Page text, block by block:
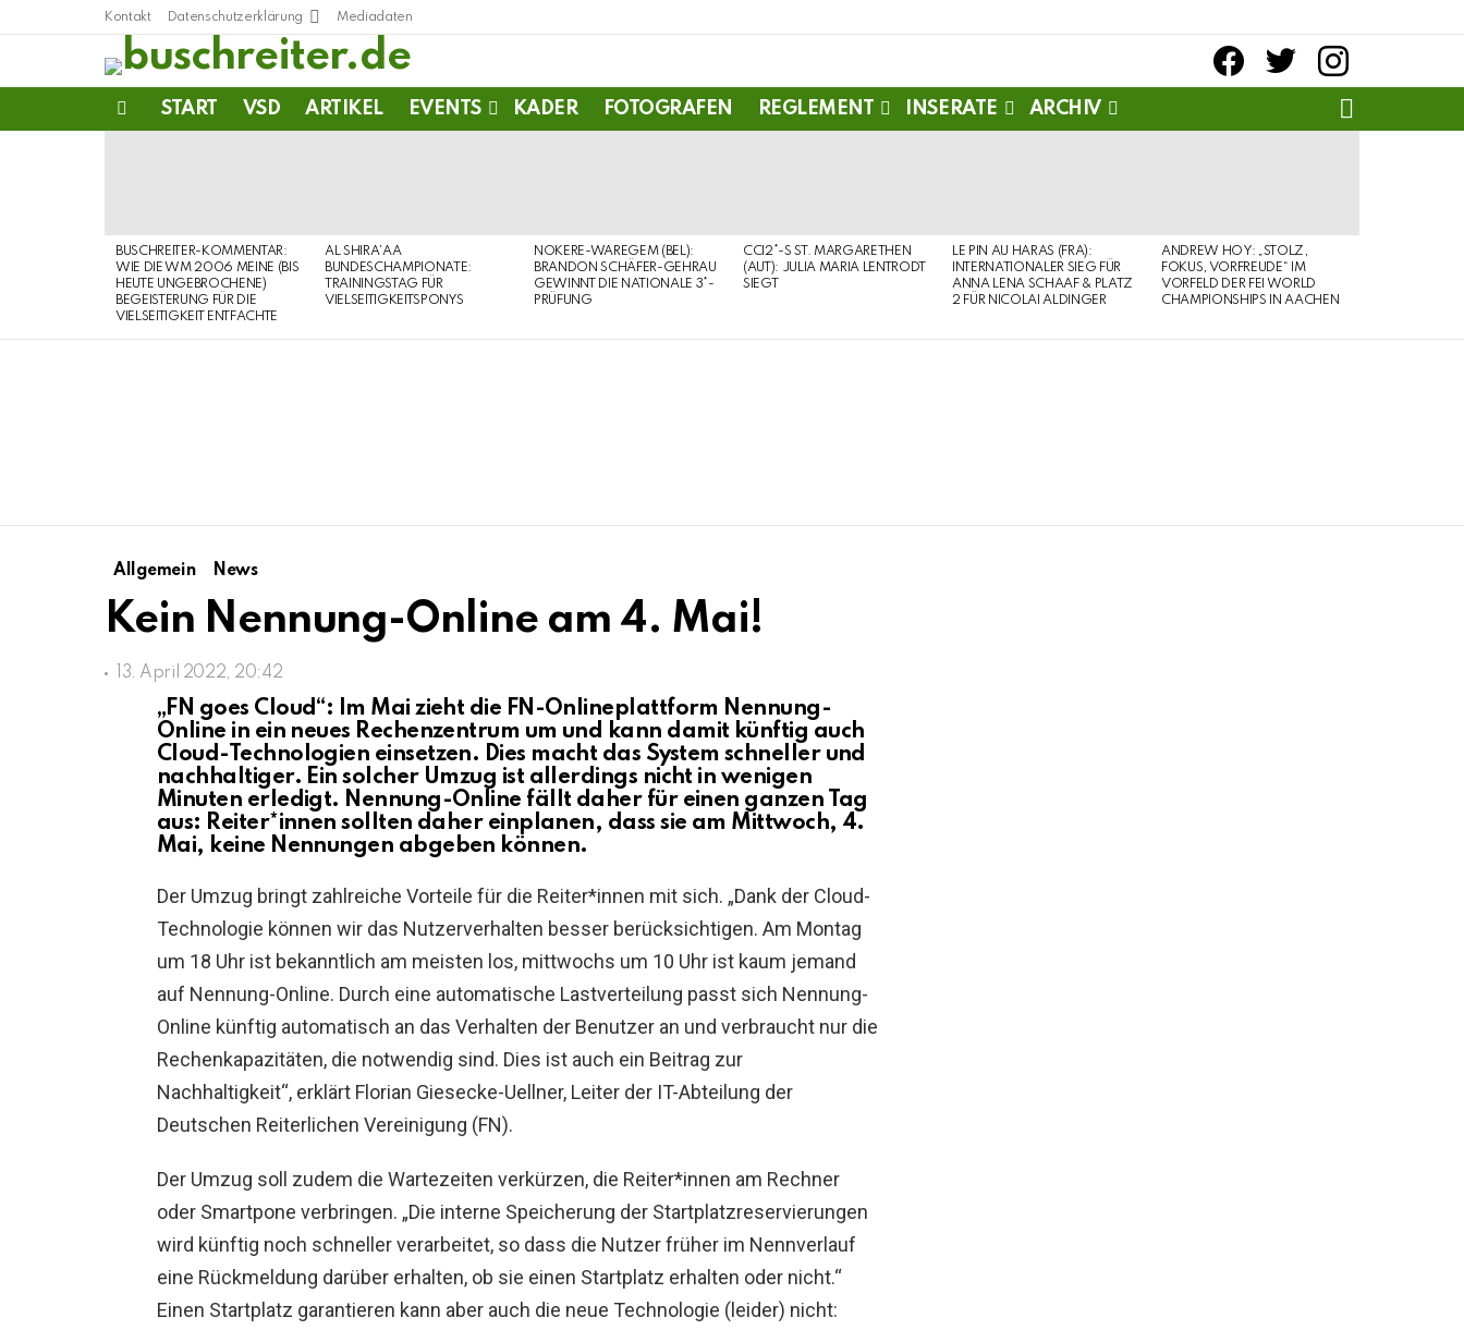
Kontakt Datenschutzerklärung Mediadaten
facebooktwitter instagram
START VSD ARTIKEL EVENTS KADER FOTOGRAFEN REGLEMENT INSERATE ARCHIV
BUSCHREITER-KOMMENTAR:
WIE DIE WM 2006 MEINE (BIS
HEUTE UNGEBROCHENE)
BEGEISTERUNG FÜR DIE
VIELSEITIGKEIT ENTFACHTE
AL SHIRA’AA
BUNDESCHAMPIONATE:
TRAININGSTAG FÜR
VIELSEITIGKEITSPONYS
NOKERE-WAREGEM (BEL):
BRANDON SCHÄFER-GEHRAU
GEWINNT DIE NATIONALE 3*-
PRÜFUNG
CCI2*-S ST. MARGARETHEN
(AUT): JULIA MARIA LENTRODT
SIEGT
LE PIN AU HARAS (FRA):
INTERNATIONALER SIEG FÜR
ANNA LENA SCHAAF & PLATZ
2 FÜR NICOLAI ALDINGER
ANDREW HOY: „STOLZ,
FOKUS, VORFREUDE“ IM
VORFELD DER FEI WORLD
CHAMPIONSHIPS IN AACHEN
Allgemein News
Kein Nennung-Online am 4. Mai!
13. April 2022, 20:42
„FN goes Cloud“: Im Mai zieht die FN-Onlineplattform Nennung-
Online in ein neues Rechenzentrum um und kann damit künftig auch
Cloud-Technologien einsetzen. Dies macht das System schneller und
nachhaltiger. Ein solcher Umzug ist allerdings nicht in wenigen
Minuten erledigt. Nennung-Online fällt daher für einen ganzen Tag
aus: Reiter*innen sollten daher einplanen, dass sie am Mittwoch, 4.
Mai, keine Nennungen abgeben können.
Der Umzug bringt zahlreiche Vorteile für die Reiter*innen mit sich. „Dank der Cloud-
Technologie können wir das Nutzerverhalten besser berücksichtigen. Am Montag
um 18 Uhr ist bekanntlich am meisten los, mittwochs um 10 Uhr ist kaum jemand
auf Nennung-Online. Durch eine automatische Lastverteilung passt sich Nennung-
Online künftig automatisch an das Verhalten der Benutzer an und verbraucht nur die
Rechenkapazitäten, die notwendig sind. Dies ist auch ein Beitrag zur
Nachhaltigkeit“, erklärt Florian Giesecke-Uellner, Leiter der IT-Abteilung der
Deutschen Reiterlichen Vereinigung (FN).
Der Umzug soll zudem die Wartezeiten verkürzen, die Reiter*innen am Rechner
oder Smartpone verbringen. „Die interne Speicherung der Startplatzreservierungen
wird künftig noch schneller verarbeitet, so dass die Nutzer früher im Nennverlauf
eine Rückmeldung darüber erhalten, ob sie einen Startplatz erhalten oder nicht.“
Einen Startplatz garantieren kann aber auch die neue Technologie (leider) nicht: